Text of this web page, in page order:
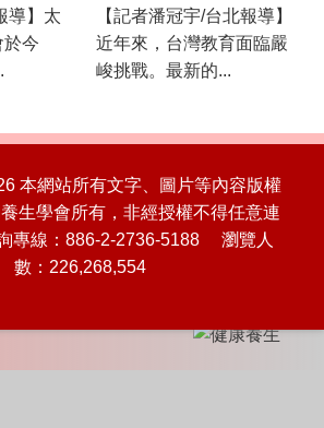
導】太
於今
【記者潘冠宇/台北報導】
近年來，台灣教育面臨嚴
峻挑戰。最新的...
本網站所有文字、圖片等內容版權
生學會所有，非經授權不得任意連
線：886-2-2736-5188 瀏覽人
數：226,268,554